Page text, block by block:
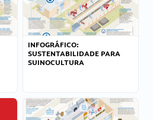
INFOGRÁFICO:
SUSTENTABILIDADE PARA
SUINOCULTURA